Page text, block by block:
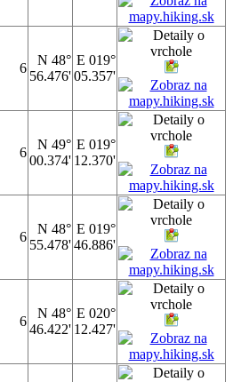
6
N 48°
56.476'
E 019°
05.357'
6
N 49°
00.374'
E 019°
12.370'
6
N 48°
55.478'
E 019°
46.886'
6
N 48°
46.422'
E 020°
12.427'